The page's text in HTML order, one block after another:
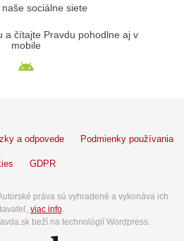
sociálne siete
a čítajte Pravdu pohodlne aj v
mobile
a odpovede Podmienky používania
GDPR
práva sú vyhradené a vykonáva ich
viac info.
beží na technológií Wordpress.